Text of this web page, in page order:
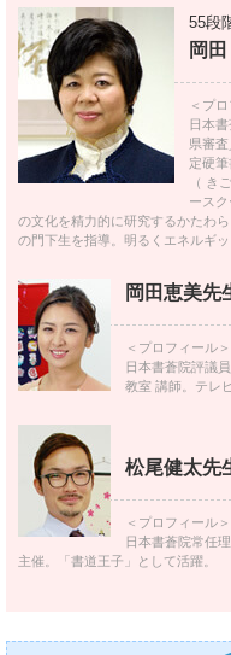
55段
岡
＜プ
日本
県審
定硬
（ き
ース
の文化を精力的に研究するかたわ
の門下生を指導。明るくエネルギ
岡田恵美先
＜プロフィール＞
日本書蒼院評議
教室 講師。テレ
松尾健太先
＜プロフィール＞
日本書蒼院常任
主催。「書道王子」として活躍。